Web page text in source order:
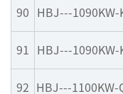
90 HBJ---1090KW-
91 HBJ---1090KW-
92 HBJ---1100KW-